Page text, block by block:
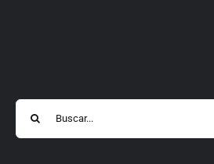
Buscar: